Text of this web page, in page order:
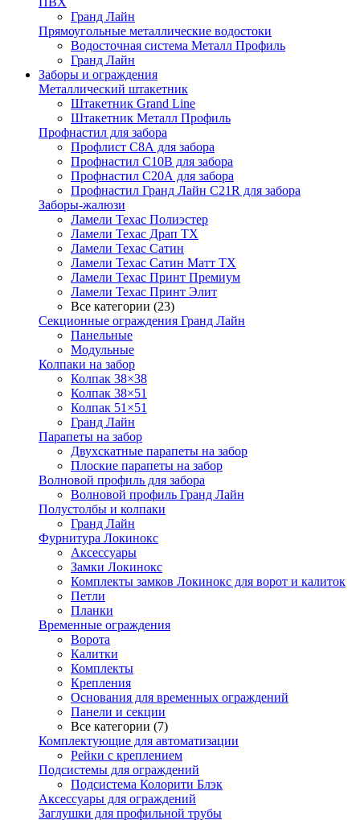
Гранд Лайн
Прямоугольные металлические водостоки
Водосточная система Металл Профиль
Гранд Лайн
Заборы и ограждения
Металлический штакетник
Штакетник Grand Line
Штакетник Металл Профиль
Профнастил для забора
Профлист С8А для забора
Профнастил С10В для забора
Профнастил С20А для забора
Профнастил Гранд Лайн С21R для забора
Заборы-жалюзи
Ламели Техас Полиэстер
Ламели Техас Драп ТХ
Ламели Техас Сатин
Ламели Техас Сатин Матт ТХ
Ламели Техас Принт Премиум
Ламели Техас Принт Элит
Все категории (23)
Секционные ограждения Гранд Лайн
Панельные
Модульные
Колпаки на забор
Колпак 38×38
Колпак 38×51
Колпак 51×51
Гранд Лайн
Парапеты на забор
Двухскатные парапеты на забор
Плоские парапеты на забор
Волновой профиль для забора
Волновой профиль Гранд Лайн
Полустолбы и колпаки
Гранд Лайн
Фурнитура Локинокс
Аксессуары
Замки Локинокс
Комплекты замков Локинокс для ворот и калиток
Петли
Планки
Временные ограждения
Ворота
Калитки
Комплекты
Крепления
Основания для временных ограждений
Панели и секции
Все категории (7)
Комплектующие для автоматизации
Рейки с креплением
Подсистемы для ограждений
Подсистема Колорити Блэк
Аксессуары для ограждений
Заглушки для профильной трубы